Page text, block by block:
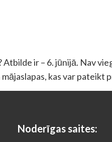
ir – 6. jūnijā. Nav
kas var pateikt
Noderīgas saites: